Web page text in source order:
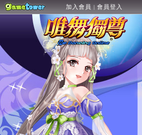
加入會員 | 會員登入